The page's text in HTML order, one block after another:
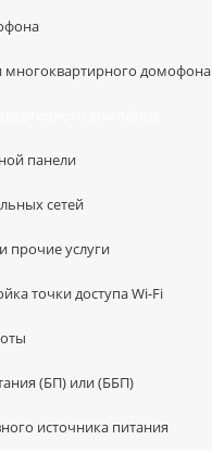
многоквартирного домофона
панели
сетей
прочие услуги
точки доступа Wi-Fi
(БП) или (ББП)
источника питания